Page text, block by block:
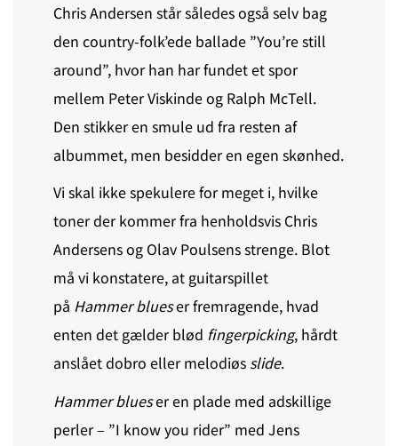
Chris Andersen står således også selv bag
den country-folk’ede ballade ”You’re still
around”, hvor han har fundet et spor
mellem Peter Viskinde og Ralph McTell.
Den stikker en smule ud fra resten af
albummet, men besidder en egen skønhed.
Vi skal ikke spekulere for meget i, hvilke
toner der kommer fra henholdsvis Chris
Andersens og Olav Poulsens strenge. Blot
må vi konstatere, at guitarspillet
på Hammer blueser fremragende, hvad
enten det gælder blød fingerpicking, hårdt
anslået dobro eller melodiøs slide.
Hammer blueser en plade med adskillige
perler – ”I know you rider” med Jens